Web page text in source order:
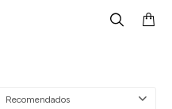
Recomendados